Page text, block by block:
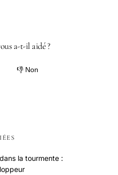
a-t-il aidé ?
👎 Non
la tourmente :